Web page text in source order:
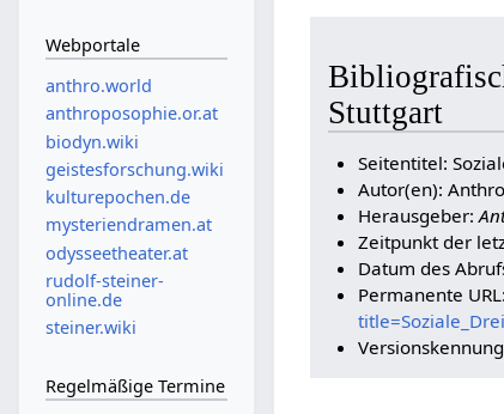
Stuttgart
Seitentitel:
Autor(en):
Herausgeber:
Zeitpunkt der
Datum des
Permanente URL:
Webportale
anthro.world
anthroposophie.or.at
biodyn.wiki
geistesforschung.wiki
kulturepochen.de
mysteriendramen.at
odysseetheater.at
rudolf-steiner-
online.de
steiner.wiki
Regelmäßige Termine